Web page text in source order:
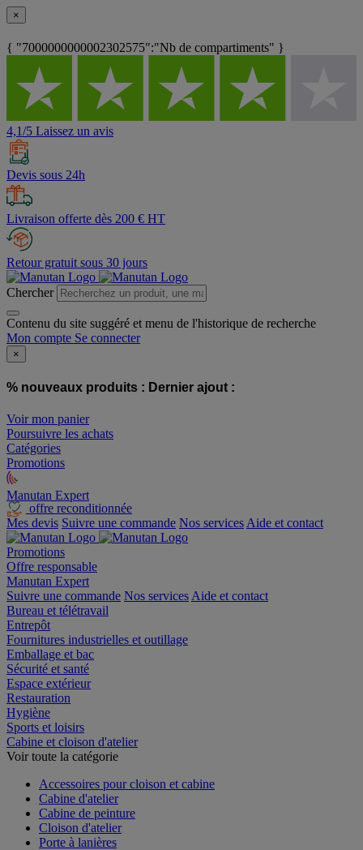
×
{ "7000000000002302575":"Nb de compartiments" }
4,1/5 Laissez un avis
Devis sous 24h
Livraison offerte dès 200 € HT
Retour gratuit sous 30 jours
Chercher
Contenu du site suggéré et menu de l'historique de recherche
Mon compte Se connecter
×
% nouveaux produits : Dernier ajout :
Voir mon panier
Poursuivre les achats
Catégories
Promotions
Manutan Expert
offre reconditionnée
Mes devis Suivre une commande Nos services Aide et contact
Promotions
Offre responsable
Manutan Expert
Suivre une commande Nos services Aide et contact
Bureau et télétravail
Entrepôt
Fournitures industrielles et outillage
Emballage et bac
Sécurité et santé
Espace extérieur
Restauration
Hygiène
Sports et loisirs
Cabine et cloison d'atelier
Voir toute la catégorie
Accessoires pour cloison et cabine
Cabine d'atelier
Cabine de peinture
Cloison d'atelier
Porte à lanières